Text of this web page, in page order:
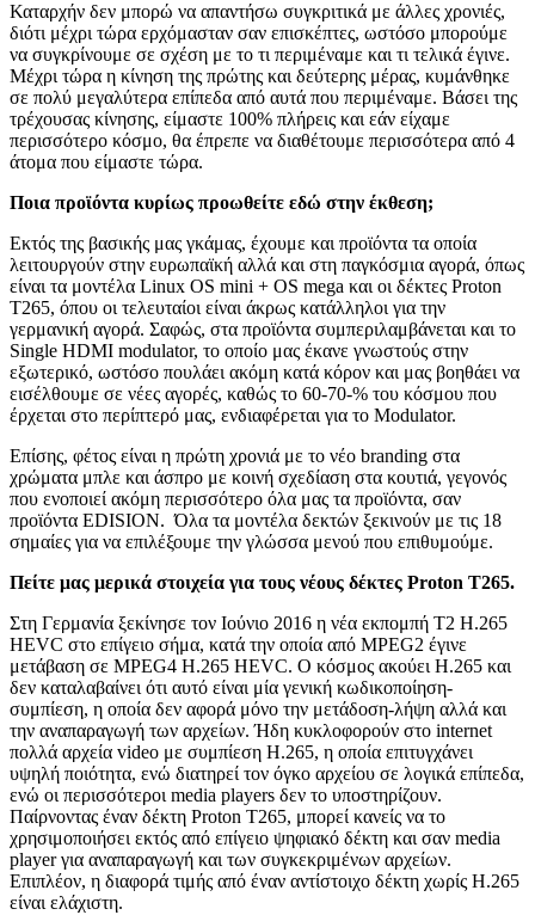
Καταρχήν δεν μπορώ να απαντήσω συγκριτικά με άλλες χρονιές,
διότι μέχρι τώρα ερχόμασταν σαν επισκέπτες, ωστόσο μπορούμε
να συγκρίνουμε σε σχέση με το τι περιμέναμε και τι τελικά έγινε.
Μέχρι τώρα η κίνηση της πρώτης και δεύτερης μέρας, κυμάνθηκε
σε πολύ μεγαλύτερα επίπεδα από αυτά που περιμέναμε. Βάσει της
τρέχουσας κίνησης, είμαστε 100% πλήρεις και εάν είχαμε
περισσότερο κόσμο, θα έπρεπε να διαθέτουμε περισσότερα από 4
άτομα που είμαστε τώρα.
Ποια προϊόντα κυρίως προωθείτε εδώ στην έκθεση;
Εκτός της βασικής μας γκάμας, έχουμε και προϊόντα τα οποία
λειτουργούν στην ευρωπαϊκή αλλά και στη παγκόσμια αγορά, όπως
είναι τα μοντέλα Linux OS mini + OS mega και οι δέκτες Proton
T265, όπου οι τελευταίοι είναι άκρως κατάλληλοι για την
γερμανική αγορά. Σαφώς, στα προϊόντα συμπεριλαμβάνεται και το
Single HDMI modulator, το οποίο μας έκανε γνωστούς στην
εξωτερικό, ωστόσο πουλάει ακόμη κατά κόρον και μας βοηθάει να
εισέλθουμε σε νέες αγορές, καθώς το 60-70-% του κόσμου που
έρχεται στο περίπτερό μας, ενδιαφέρεται για το Modulator.
Επίσης, φέτος είναι η πρώτη χρονιά με το νέο branding στα
χρώματα μπλε και άσπρο με κοινή σχεδίαση στα κουτιά, γεγονός
που ενοποιεί ακόμη περισσότερο όλα μας τα προϊόντα, σαν
προϊόντα EDISION. Όλα τα μοντέλα δεκτών ξεκινούν με τις 18
σημαίες για να επιλέξουμε την γλώσσα μενού που επιθυμούμε.
Πείτε μας μερικά στοιχεία για τους νέους δέκτες Proton Τ265.
Στη Γερμανία ξεκίνησε τον Ιούνιο 2016 η νέα εκπομπή Τ2 Η.265
HEVC στο επίγειο σήμα, κατά την οποία από MPEG2 έγινε
μετάβαση σε MPEG4 Η.265 HEVC. Ο κόσμος ακούει Η.265 και
δεν καταλαβαίνει ότι αυτό είναι μία γενική κωδικοποίηση-
συμπίεση, η οποία δεν αφορά μόνο την μετάδοση-λήψη αλλά και
την αναπαραγωγή των αρχείων. Ήδη κυκλοφορούν στο internet
πολλά αρχεία video με συμπίεση H.265, η οποία επιτυγχάνει
υψηλή ποιότητα, ενώ διατηρεί τον όγκο αρχείου σε λογικά επίπεδα,
ενώ οι περισσότεροι media players δεν το υποστηρίζουν.
Παίρνοντας έναν δέκτη Proton T265, μπορεί κανείς να το
χρησιμοποιήσει εκτός από επίγειο ψηφιακό δέκτη και σαν media
player για αναπαραγωγή και των συγκεκριμένων αρχείων.
Επιπλέον, η διαφορά τιμής από έναν αντίστοιχο δέκτη χωρίς Η.265
είναι ελάχιστη.